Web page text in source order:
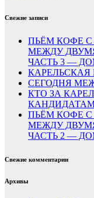
Свежие записи
ПЬЁМ КОФЕ
МЕЖДУ
ЧАСТЬ 3 —
КАРЕЛЬСКАЯ
СЕГОДНЯ
КТО ЗА
ПЬЁМ КОФЕ
МЕЖДУ
ЧАСТЬ 2 —
Свежие комментарии
Архивы